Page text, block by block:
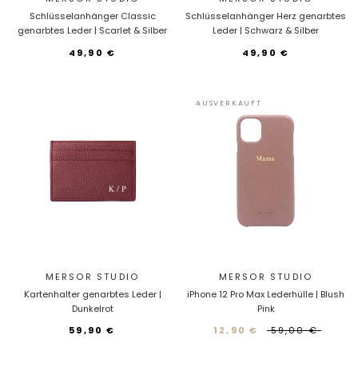
Schlüsselanhänger Classic
genarbtes Leder | Scarlet & Silber
49,90 €
Schlüsselanhänger Herz genarbtes
Leder | Schwarz & Silber
49,90 €
MERSOR STUDIO
Kartenhalter genarbtes Leder |
Dunkelrot
59,90 €
AUSVERKAUFT
MERSOR STUDIO
iPhone 12 Pro Max Lederhülle | Blush
Pink
12,90 €
59,00 €